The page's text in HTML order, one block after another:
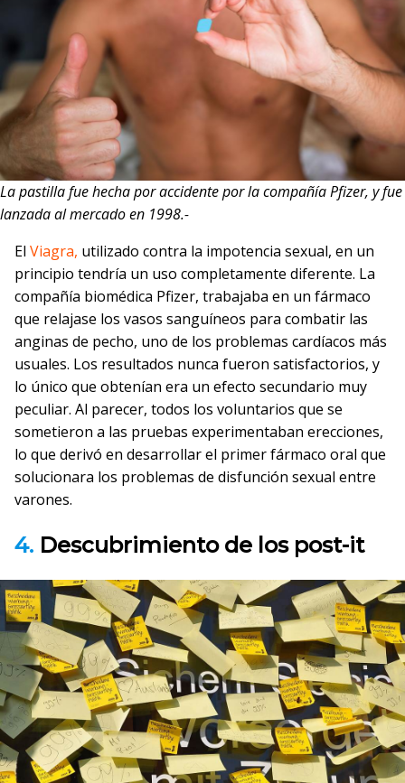
La pastilla fue hecha por accidentepor la compañía Pfizer, y fue
lanzada al mercado en 1998.-
El Viagra, utilizado contra la impotencia sexual, en un
principio tendría un uso completamente diferente. La
compañía biomédica Pfizer, trabajaba en un fármaco
que relajase los vasos sanguíneos para combatir las
anginas de pecho, uno de los problemas cardíacos más
usuales. Los resultados nunca fueron satisfactorios, y
lo único que obtenían era un efecto secundario muy
peculiar. Al parecer, todos los voluntarios que se
sometieron a las pruebas experimentaban erecciones,
lo que derivó en desarrollar el primer fármaco oral que
solucionara los problemas de disfunción sexual entre
varones.
4. Descubrimiento de los post-it